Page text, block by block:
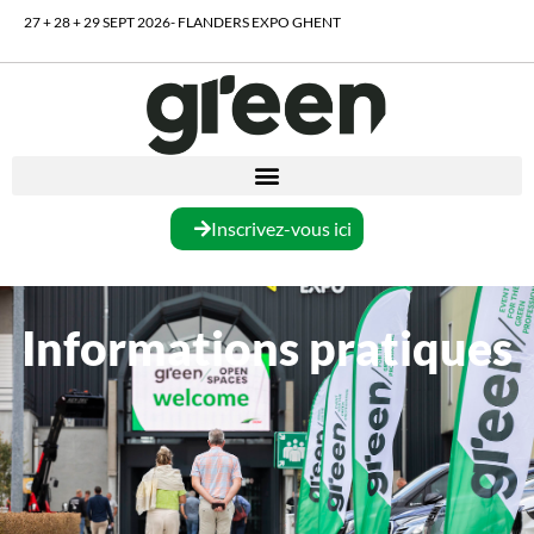
27 + 28 + 29 SEPT 2026- FLANDERS EXPO GHENT
Inscrivez-vous ici
Informations pratiques